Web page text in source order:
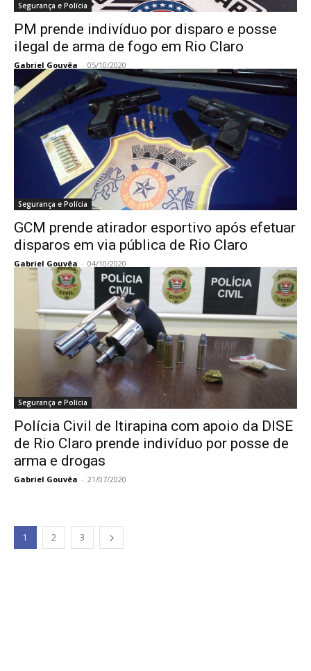
Segurança e Polícia
PM prende indivíduo por disparo e posse
ilegal de arma de fogo em Rio Claro
Gabriel Gouvêa - 05/10/2020
Segurança e Polícia
GCM prende atirador esportivo após efetuar
disparos em via pública de Rio Claro
Gabriel Gouvêa - 04/10/2020
Segurança e Polícia
Polícia Civil de Itirapina com apoio da DISE
de Rio Claro prende indivíduo por posse de
arma e drogas
Gabriel Gouvêa - 21/07/2020
1 2 3